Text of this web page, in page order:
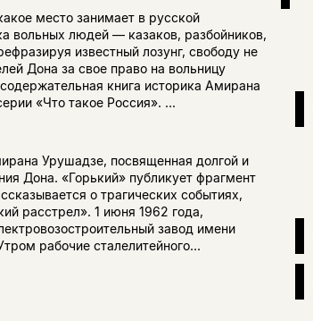
место занимает в русской
вольных людей — казаков, разбойников,
известный лозунг, свободу не
Дона за свое право на вольницу
книга историка Амирана
«Что такое Россия». ...
Урушадзе, посвященная долгой и
Дона. «Горький» публикует фрагмент
о трагических событиях,
расстрел». 1 июня 1962 года,
завод имени
рабочие сталелитейного...